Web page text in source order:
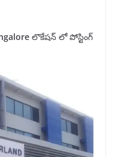
లొకేషన్ లో పోస్టింగ్